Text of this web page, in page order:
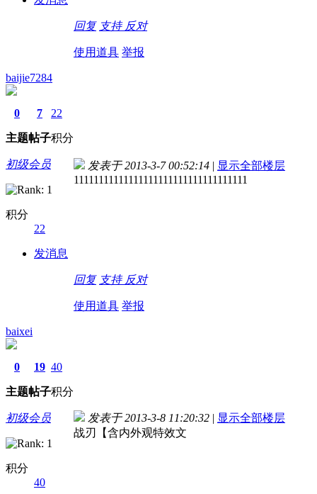
回复 支持 反对
使用道具 举报
baijie7284
0
主题
7
帖子
22
积分
初级会员
积分
22
发消息
发表于 2013-3-7 00:52:14 | 显示全部楼层
11111111111111111111111111111111111
回复 支持 反对
使用道具 举报
baixei
0
主题
19
帖子
40
积分
初级会员
积分
40
发表于 2013-3-8 11:20:32 | 显示全部楼层
战刃【含内外观特效文